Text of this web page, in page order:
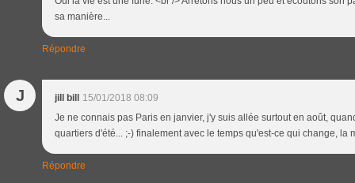
sa manière...
Répondre
J jill bill 15/01/2018 08:09
Je ne connais pas Paris en janvier, j'y suis allée surtout en août,
quartiers d'été... ;-) finalement avec le temps qu'est-ce qui change, la
Répondre